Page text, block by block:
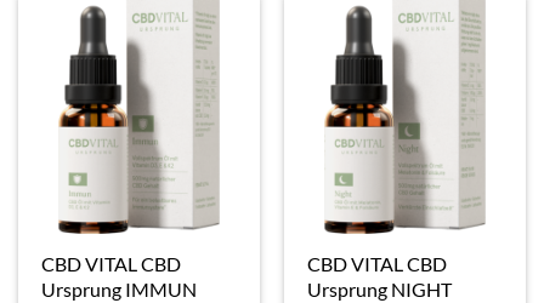
CBD VITAL CBD
Ursprung IMMUN
CBD VITAL CBD
Ursprung NIGHT